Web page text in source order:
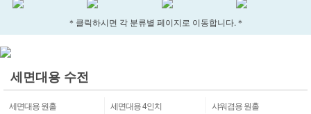
＊클릭하시면 각 분류별 페이지로 이동합니다.＊
세면대용 수전
세면대용 원홀 세면대용 4인치
샤워겸용 원홀